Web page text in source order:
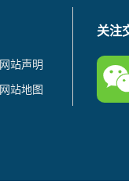
网站声明
网站地图
关注